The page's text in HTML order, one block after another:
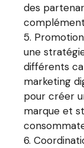
des
une
différents
marketing
pour créer
marque et